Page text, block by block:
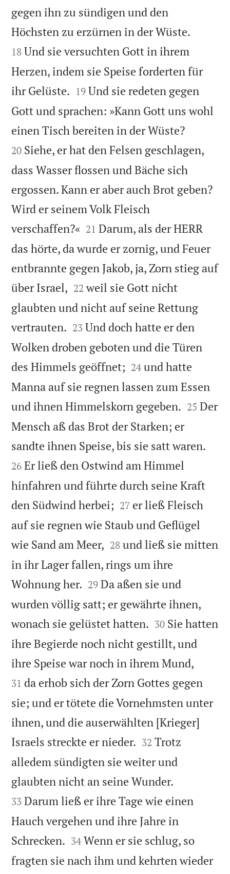
gegen ihn zu sündigen und den
Höchsten zu erzürnen in der Wüste.
18 Und sie versuchten Gott in ihrem
Herzen, indem sie Speise forderten für
ihr Gelüste. 

19 Und sie redeten gegen
Gott und sprachen: »Kann Gott uns wohl
einen Tisch bereiten in der Wüste?
20 Siehe, er hat den Felsen geschlagen,
dass Wasser flossen und Bäche sich
ergossen. Kann er aber auch Brot geben?
Wird er seinem Volk Fleisch
verschaffen?« 

21 Darum, als der HERR
das hörte, da wurde er zornig, und Feuer
entbrannte gegen Jakob, ja, Zorn stieg auf
über Israel, 

22 weil sie Gott nicht
glaubten und nicht auf seine Rettung
vertrauten. 

23 Und doch hatte er den
Wolken droben geboten und die Türen
des Himmels geöffnet; 

24 und hatte
Manna auf sie regnen lassen zum Essen
und ihnen Himmelskorn gegeben. 

25 Der
Mensch aß das Brot der Starken; er
sandte ihnen Speise, bis sie satt waren.
26 Er ließ den Ostwind am Himmel
hinfahren und führte durch seine Kraft
den Südwind herbei; 

27 er ließ Fleisch
auf sie regnen wie Staub und Geflügel
wie Sand am Meer, 

28 und ließ sie mitten
in ihr Lager fallen, rings um ihre
Wohnung her. 

29 Da aßen sie und
wurden völlig satt; er gewährte ihnen,
wonach sie gelüstet hatten. 

30 Sie hatten
ihre Begierde noch nicht gestillt, und
ihre Speise war noch in ihrem Mund,
31 da erhob sich der Zorn Gottes gegen
sie; und er tötete die Vornehmsten unter
ihnen, und die auserwählten [Krieger]
Israels streckte er nieder. 

32 Trotz
alledem sündigten sie weiter und
glaubten nicht an seine Wunder.
33 Darum ließ er ihre Tage wie einen
Hauch vergehen und ihre Jahre in
Schrecken. 

34 Wenn er sie schlug, so
fragten sie nach ihm und kehrten wieder